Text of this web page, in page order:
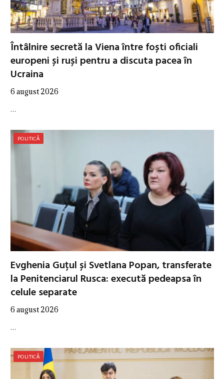
Întâlnire secretă la Viena între foști oficiali
europeni și ruși pentru a discuta pacea în
Ucraina
6 august 2026
…
POLITICĂ
Evghenia Guțul și Svetlana Popan, transferate
la Penitenciarul Rusca: execută pedeapsa în
celule separate
6 august 2026
…
POLITICĂ